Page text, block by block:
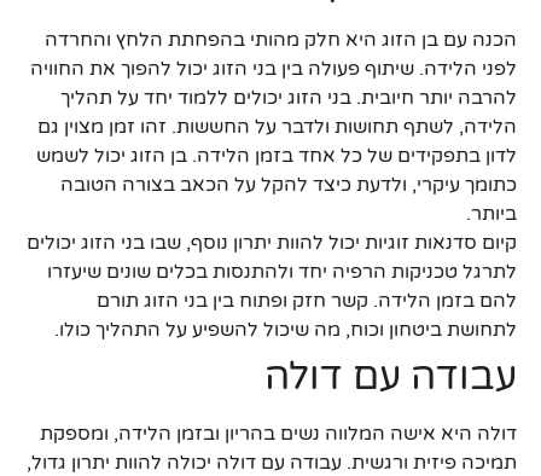
הכנה עם בן הזוג היא חלק מהותי בהפחתת הלחץ והחרדה
לפני הלידה. שיתוף פעולה בין בני הזוג יכול להפוך את החוויה
להרבה יותר חיובית. בני הזוג יכולים ללמוד יחד על תהליך
הלידה, לשתף תחושות ולדבר על החששות. זהו זמן מצוין גם
לדון בתפקידים של כל אחד בזמן הלידה. בן הזוג יכול לשמש
כתומך עיקרי, ולדעת כיצד להקל על הכאב בצורה הטובה
ביותר.
קיום סדנאות זוגיות יכול להוות יתרון נוסף, שבו בני הזוג יכולים
לתרגל טכניקות הרפיה יחד ולהתנסות בכלים שונים שיעזרו
להם בזמן הלידה. קשר חזק ופתוח בין בני הזוג תורם
לתחושת ביטחון וכוח, מה שיכול להשפיע על התהליך כולו.
עבודה עם דולה
דולה היא אישה המלווה נשים בהריון ובזמן הלידה, ומספקת
תמיכה פיזית ורגשית. עבודה עם דולה יכולה להוות יתרון גדול,